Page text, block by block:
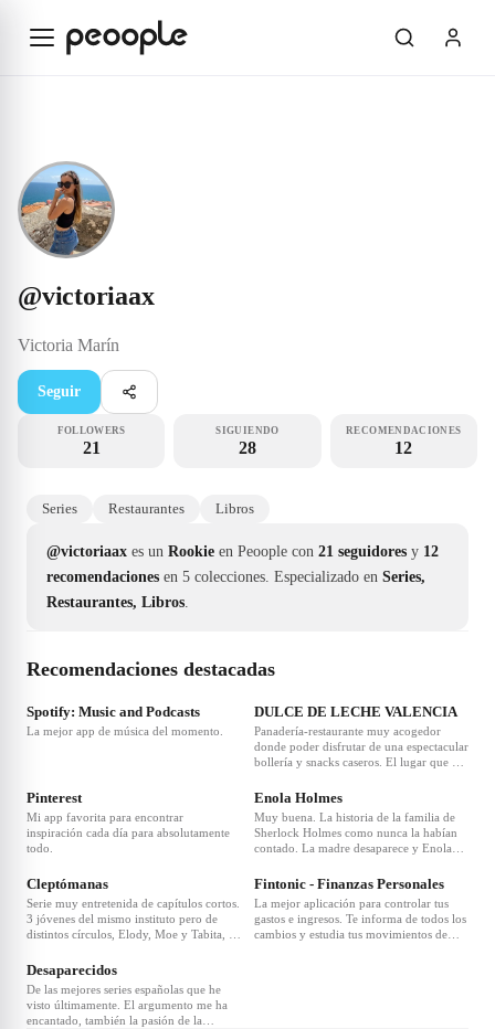
@victoriaax
Victoria Marín
Seguir
FOLLOWERS
21
SIGUIENDO
28
RECOMENDACIONES
12
Series Restaurantes Libros
@victoriaax es un Rookie en Peoople con 21 seguidores y 12
recomendaciones en 5 colecciones. Especializado en Series,
Restaurantes, Libros.
Recomendaciones destacadas
❤24
Spotify: Music and Podcasts
La mejor app de música del momento.
❤
DULCE DE LECHE VALENCIA
Panadería-restaurante muy acogedor
donde poder disfrutar de una espectacular
bollería y snacks caseros. El lugar que me
Pinterest
Mi app favorita para encontrar
inspiración cada día para absolutamente
todo.
❤8
Enola Holmes
Muy buena. La historia de la familia de
Sherlock Holmes como nunca la habían
contado. La madre desaparece y Enola
conseguir dar con ella.
❤
Cleptómanas
Serie muy entretenida de capítulos cortos.
3 jóvenes del mismo instituto pero de
distintos círculos, Elody, Moe y Tabita, se
asociación de Ladrones anónimos sin
saber que se convertirían en las mejores
amigas.
❤3
Fintonic - Finanzas Personales
La mejor aplicación para controlar tus
gastos e ingresos. Te informa de todos los
cambios y estudia tus movimientos de
❤2
Desaparecidos
De las mejores series españolas que he
visto últimamente. El argumento me ha
encantado, también la pasión de la